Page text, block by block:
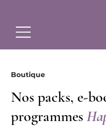
Boutique
Nos packs, e-
programmes